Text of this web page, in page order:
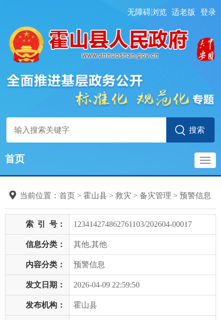
无障碍浏览 适老版 登录
首页
当前位置： 首页 > 霍山县 > 救灾 > 备灾管理 > 预警信息
索 引 号： 123414274862761103/202604-00017
信息分类： 其他,其他
内容分类： 预警信息
发文日期： 2026-04-09 22:59:50
发布机构： 霍山县